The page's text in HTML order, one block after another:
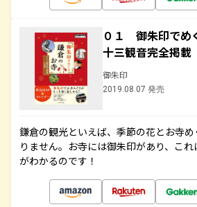
０１ 御朱印でめ
十三観音完全掲
御朱印
2019.08.07 発売
鎌倉の観光といえば、季節の花とお寺
りません。お寺には御朱印があり、こ
がわかるのです！